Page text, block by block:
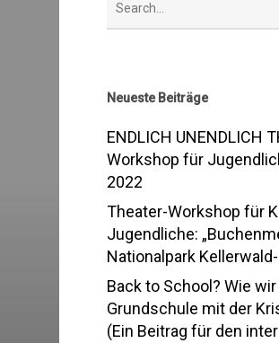
Neueste Beiträge
ENDLICH UNENDLICH
Workshop für
2022
Theater-Workshop für
Jugendliche:
Nationalpark
Back to School? Wie
Grundschule mit der
(Ein Beitrag für den